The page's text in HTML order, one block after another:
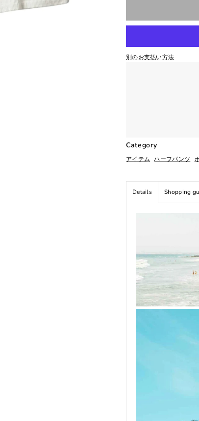
別のお支払い方法
Category
アイテム ハーフパンツ
Details Shopping